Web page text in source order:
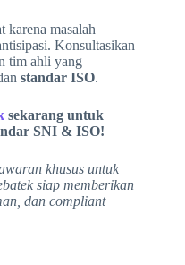
karena masalah
Konsultasikan
tim ahli yang
standar ISO.
sekarang untuk
SNI & ISO!
khusus untuk
siap memberikan
dan compliant